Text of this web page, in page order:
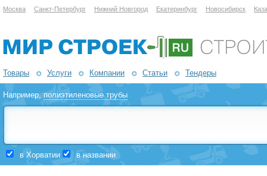
Москва Санкт-Петербург Нижний Новгород Екатеринбург Новосибирск
Товары Услуги Компании Статьи Тендеры
Например,полиэтиленовые трубы
в Хорватии в названии